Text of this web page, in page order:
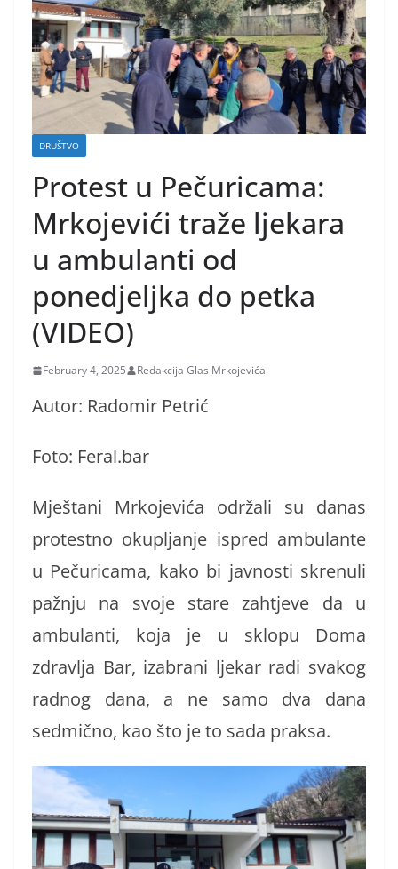
DRUŠTVO
Protest u Pečuricama:
Mrkojevići traže ljekara
u ambulanti od
ponedjeljka do petka
(VIDEO)
February 4, 2025 Redakcija Glas Mrkojevića
Autor: Radomir Petrić
Foto: Feral.bar
Mještani Mrkojevića održali su danas
protestno okupljanje ispred ambulante
u Pečuricama, kako bi javnosti skrenuli
pažnju na svoje stare zahtjeve da u
ambulanti, koja je u sklopu Doma
zdravlja Bar, izabrani ljekar radi svakog
radnog dana, a ne samo dva dana
sedmično, kao što je to sada praksa.